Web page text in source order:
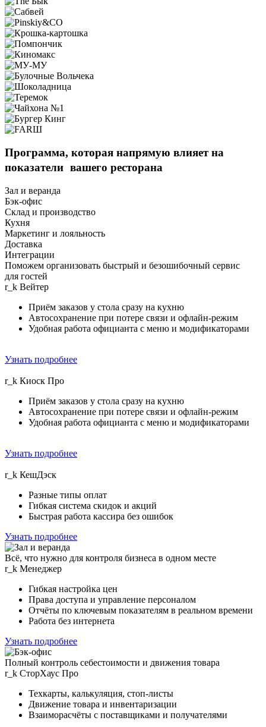
Программа, которая напрямую влияет на
показатели вашего ресторана
Зал и веранда
Бэк-офис
Склад и производство
Кухня
Маркетинг и лояльность
Доставка
Интеграции
Поможем организовать быстрый и безошибочный сервис
для гостей
r_k Вейтер
Приём заказов у стола сразу на кухню
Автосохранение при потере связи и офлайн-режим
Удобная работа официанта с меню и модификаторами
Узнать подробнее
r_k Киоск Прo
Приём заказов у стола сразу на кухню
Автосохранение при потере связи и офлайн-режим
Удобная работа официанта с меню и модификаторами
Узнать подробнее
r_ k КешДэск
Разные типы оплат
Гибкая система скидок и акций
Быстрая работа кассира без ошибок
Узнать подробнее
Всё, что нужно для контроля бизнеса в одном месте
r_k Менеджер
Гибкая настройка цен
Права доступа и управление персоналом
Отчёты по ключевым показателям в реальном времени
Работа без интернета
Узнать подробнее
Полный контроль себестоимости и движения товара
r_k СторХаус Прo
Техкарты, калькуляция, стоп-листы
Движение товара и инвентаризации
Взаиморасчёты с поставщиками и получателями